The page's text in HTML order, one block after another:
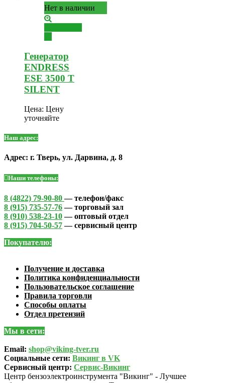
Нет в наличии
Генератор
ENDRESS
ESE 3500 T
SILENT
Цена: Цену
уточняйте
Наш адрес:
Адрес: г. Тверь, ул. Дарвина, д. 8
Наши телефоны:
8 (4822) 79-90-80— телефон/факс
8 (915) 735-57-76— торговый зал
8 (910) 538-23-10— оптовый отдел
8 (915) 704-50-57— сервисный центр
Покупателю:
Получение и доставка
Политика конфиденциальности
Пользовательское соглашение
Правила торговли
Способы оплаты
Отдел претензий
Мы в сети:
Email: shop@viking-tver.ru
Социальные сети: Викинг в VK
Сервисный центр: Сервис-Викинг
Центр бензоэлектроинструмента "Викинг" - Лучшее